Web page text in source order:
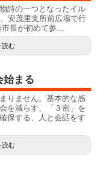
詩の一つとなったイル
安茂里支所前広場で行
長が初めて参...
読む
始まる
りません。基本的な感
を減らす、「３密」を
保する、人と会話をす
読む